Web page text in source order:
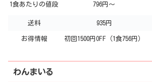
1食あたりの値段 796円～
送料 935円
お得情報 初回1500円OFF（1食756円）
わんまいる